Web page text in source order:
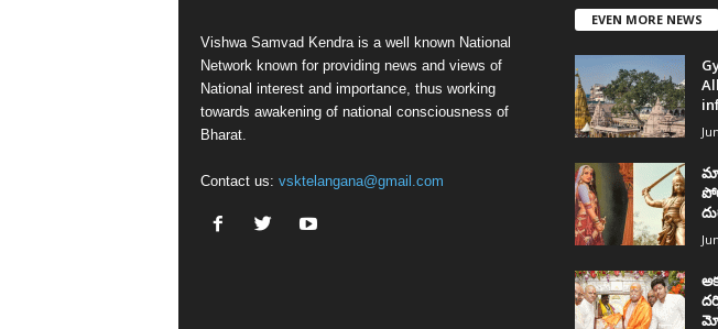
Vishwa Samvad Kendra is a well known National
Network known for providing news and views of
National interest and importance, thus working
towards awakening of national consciousness of
Bharat.
Contact us: vsktelangana@gmail.com
EVEN MORE NEWS